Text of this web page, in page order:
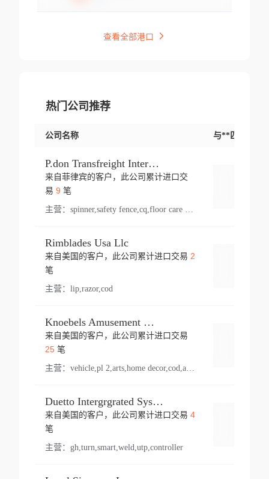
查看全部港口
热门公司推荐
公司名称 与**匹配交易
P.don Transfreight International
来自菲律宾的客户，此公司累计进口交
易 9 笔
主营：
Rimblades Usa Llc
来自美国的客户，此公司累计进口交易 2
笔
主营： lip,razor,cod
Knoebels Amusement Resort
来自美国的客户，此公司累计进口交易
25笔
主营： vehicle,pl 2,arts,home decor,cod,amusement ride,sea
Duetto Intergrgrated Systems Inc.
来自美国的客户，此公司累计进口交易 4
笔
主营： gh,turn,smart,weld,utp,controller